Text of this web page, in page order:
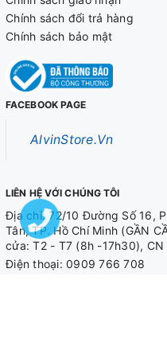
Chính sách đổi trả hàng
Chính sách bảo mật
FACEBOOK PAGE
AlvinStore.Vn
LIÊN HỆ VỚI CHÚNG TÔI
Địa chỉ: 72/10 Đường Số 16,
Tân, TP. Hồ Chí Minh (GẦN
cửa: T2 - T7 (8h -17h30), CN
Điện thoại: 0909 766 708